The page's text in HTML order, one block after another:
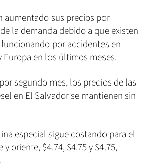
aumentado sus precios por
la demanda debido a que existen
por accidentes en
Europa en los últimos meses.
segundo mes, los precios de las
en El Salvador se mantienen sin
especial sigue costando para el
oriente, $4.74, $4.75 y $4.75,